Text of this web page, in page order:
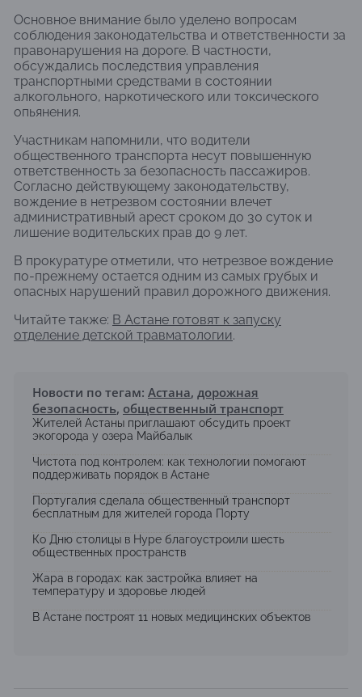
Основное внимание было уделено вопросам
соблюдения законодательства и ответственности за
правонарушения на дороге. В частности,
обсуждались последствия управления
транспортными средствами в состоянии
алкогольного, наркотического или токсического
опьянения.
Участникам напомнили, что водители
общественного транспорта несут повышенную
ответственность за безопасность пассажиров.
Согласно действующему законодательству,
вождение в нетрезвом состоянии влечет
административный арест сроком до 30 суток и
лишение водительских прав до 9 лет.
В прокуратуре отметили, что нетрезвое вождение
по-прежнему остается одним из самых грубых и
опасных нарушений правил дорожного движения.
Читайте также: В Астане готовят к запуску
отделение детской травматологии.
Новости по тегам: Астана, дорожная
безопасность, общественный транспорт
Жителей Астаны приглашают обсудить проект
экогорода у озера Майбалык
Чистота под контролем: как технологии помогают
поддерживать порядок в Астане
Португалия сделала общественный транспорт
бесплатным для жителей города Порту
Ко Дню столицы в Нуре благоустроили шесть
общественных пространств
Жара в городах: как застройка влияет на
температуру и здоровье людей
В Астане построят 11 новых медицинских объектов